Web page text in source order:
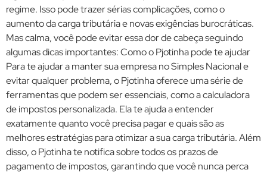
regime. Isso pode trazer sérias complicações, como o
aumento da carga tributária e novas exigências burocráticas.
Mas calma, você pode evitar essa dor de cabeça seguindo
algumas dicas importantes: Como o Pjotinha pode te ajudar
Para te ajudar a manter sua empresa no Simples Nacional e
evitar qualquer problema, o Pjotinha oferece uma série de
ferramentas que podem ser essenciais, como a calculadora
de impostos personalizada. Ela te ajuda a entender
exatamente quanto você precisa pagar e quais são as
melhores estratégias para otimizar a sua carga tributária. Além
disso, o Pjotinha te notifica sobre todos os prazos de
pagamento de impostos, garantindo que você nunca perca